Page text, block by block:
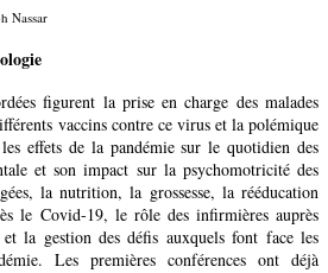
Nassar
figurent la prise en charge des malades
vaccins contre ce virus et la polémique
effets de la pandémie sur le quotidien des
et son impact sur la psychomotricité des
la nutrition, la grossesse, la rééducation
le Covid-19, le rôle des infirmières auprès
la gestion des défis auxquels font face les
Les premières conférences ont déjà